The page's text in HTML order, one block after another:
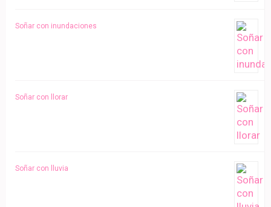
Soñar con inundaciones
Soñar con llorar
Soñar con lluvia